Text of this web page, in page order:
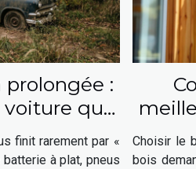
:
voiture qui
?
finit rarement par «
à plat, pneus
Choisir le
bois